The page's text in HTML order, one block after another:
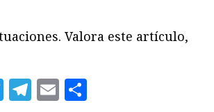
Valora este artículo,
Twitter
Telegram
Email